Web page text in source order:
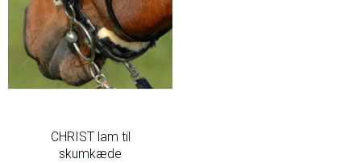
CHRIST lam til
skumkæde